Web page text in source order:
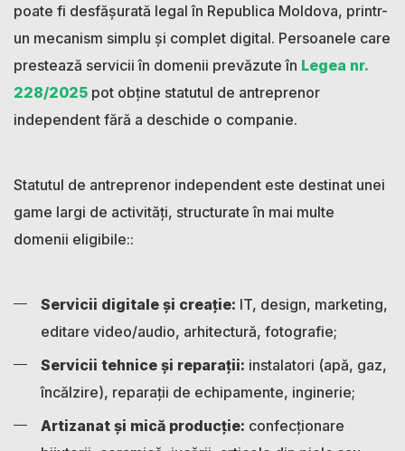
poate fi desfășurată legal în Republica Moldova, printr-
un mecanism simplu și complet digital. Persoanele care
prestează servicii în domenii prevăzute în Legea nr.
228/2025 pot obține statutul de antreprenor
independent fără a deschide o companie.
Statutul de antreprenor independent este destinat unei
game largi de activități, structurate în mai multe
domenii eligibile::
Servicii digitale și creație: IT, design, marketing,
editare video/audio, arhitectură, fotografie;
Servicii tehnice și reparații: instalatori (apă, gaz,
încălzire), reparații de echipamente, inginerie;
Artizanat și mică producție: confecționare